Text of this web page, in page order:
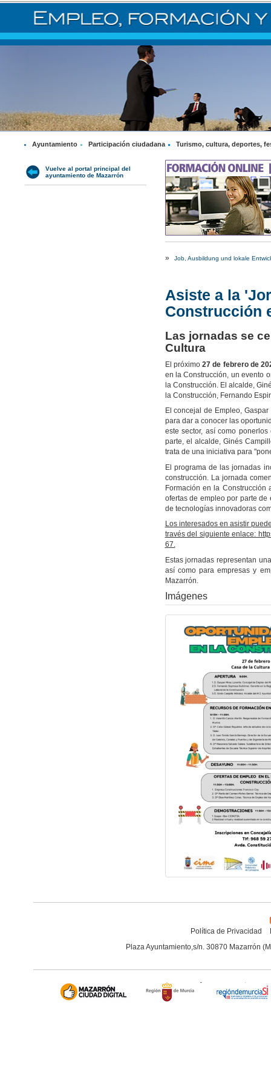
Ayuntamiento Participación ciudadana Turismo, cultura, deportes,
Vuelve al portal principal del
ayuntamiento de Mazarrón
» Job, Ausbildung und lokale
Asiste a la
Construcción
Las jornadas se
Cultura
El próximo27 de febrero de
en la Construcción, un evento
la Construcción. El alcalde,
la Construcción, Fernando
El concejal de Empleo,
para dar a conocer las
este sector, así como
parte, el alcalde, Ginés
trata de una iniciativa para
El programa de las jornadas
construcción. La jornada
Formación en la
ofertas de empleo por parte de
de tecnologías innovadoras
Los interesados en asistir
través del siguiente enlace:
67.
Estas jornadas representan
así como para empresas y
Mazarrón.
Imágenes
Política de Privacidad
Plaza Ayuntamiento,s/n. 30870 Mazarrón